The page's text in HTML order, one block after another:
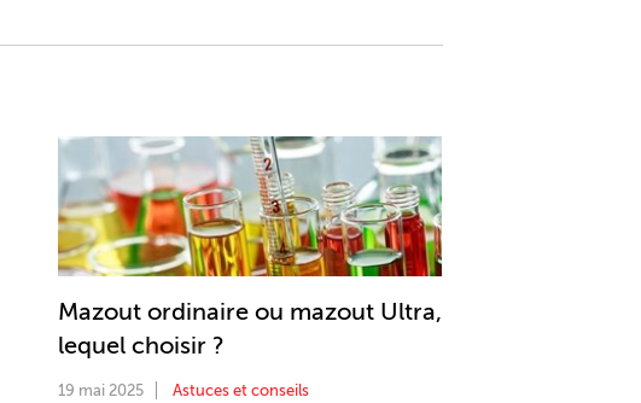
Mazout ordinaire ou mazout Ultra,
lequel choisir ?
19 mai 2025 Astuces et conseils